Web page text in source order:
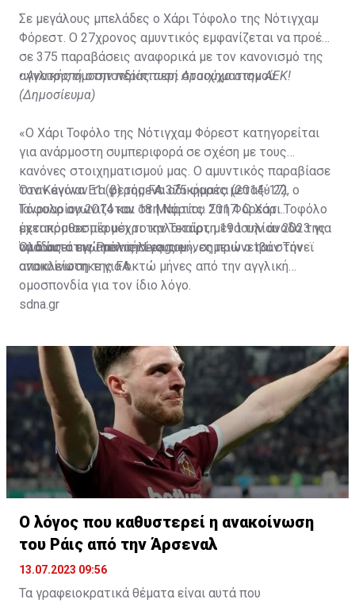
Σε μεγάλους μπελάδες ο Χάρι Τόφολο της Νότιγχαμ
Φόρεστ. Ο 27χρονος αμυντικός εμφανίζεται να προέβη
σε 375 παραβάσεις αναφορικά με τον κανονισμό της
αγγλικής ομοσπονδίας περί στοιχηματισμού.
•Ανατροπή στην περίπτωση Αραούχο στην ΑΕΚ!
(Δημοσίευμα)
«Ο Χάρι Τοφόλο της Νότιγχαμ Φόρεστ κατηγορείται
για ανάρμοστη συμπεριφορά σε σχέση με τους
κανόνες στοιχηματισμού μας. Ο αμυντικός παραβίασε
τον Κανόνα Ε1 (β) της FA 375 φορές μεταξύ 22
Ιανουαρίου 2014 και 18 Μαρτίου 2017. Ο Χάρι Τοφόλο
έχει προθεσμία μέχρι την Τετάρτη 19 Ιουλίου 2023 για
να δώσει τις απαντήσεις του», σημειώνεται στην
ανακοίνωση της FA.
Όταν έγιναν τα φερόμενα αδικήματα (2014-17), ο
Τόφολο αγωνιζόταν στη Νόριτς. Στη Φόρεστ
μετακόμισε πέρυσι το καλοκαίρι, μετά την άνοδο της
ομάδας στην Premier League.
Όλα αυτά ενώ μόλις λίγους μήνες πριν ο Ιβάν Τόνεϊ
αποκλείστηκε για οκτώ μήνες από την αγγλική
ομοσπονδία για τον ίδιο λόγο.
sdna.gr
Ο λόγος που καθυστερεί η ανακοίνωση
του Ράις από την Άρσεναλ
13.07.2023 09:56
Τα γραφειοκρατικά θέματα είναι αυτά που